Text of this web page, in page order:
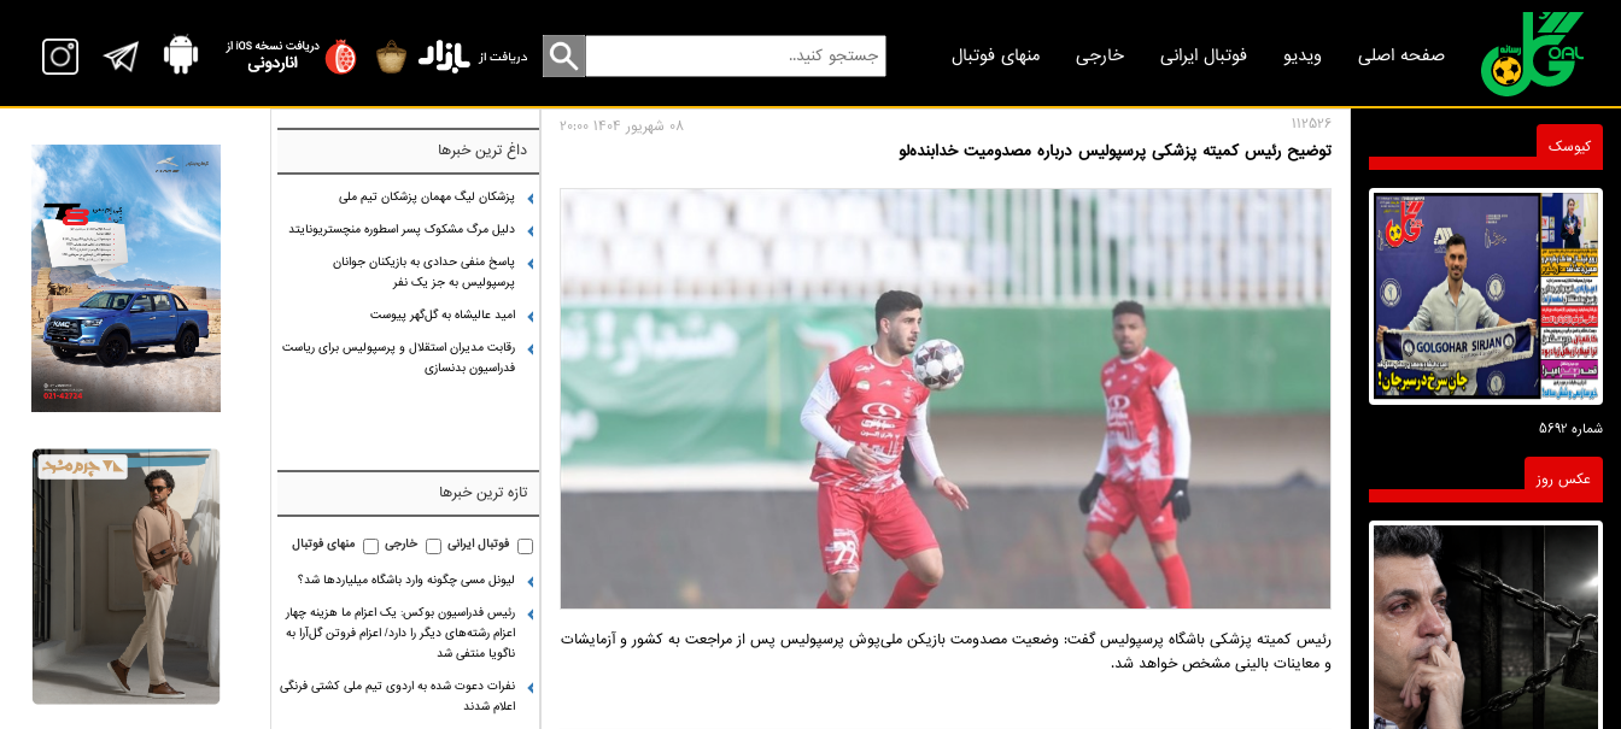
صفحه اصلی ویدیو فوتبال ایرانی خارجی منهای فوتبال
112526
توضیح رئیس کمیته پزشکی پرسپولیس درباره مصدومیت خدابنده‌لو
08 شهريور 1404 20:00
رئیس کمیته پزشکی باشگاه پرسپولیس گفت: وضعیت مصدومت بازیکن ملی‌پوش پرسپولیس پس از مراجعت به کشور و آزمایشات
و معاینات بالینی مشخص خواهد شد.
کیوسک
شماره 5692
عکس روز
داغ ترین خبرها
پزشکان لیگ مهمان پزشکان تیم ملی
دلیل مرگ مشکوک پسر اسطوره منچستریونایتد
پاسخ منفی حدادی به بازیکنان جوانان
پرسپولیس به جز یک نفر
امید عالیشاه به گل‌گهر پیوست
رقابت مدیران استقلال و پرسپولیس برای ریاست
فدراسیون بدنسازی
تازه ترین خبرها
فوتبال ایرانی خارجی
منهای فوتبال
لیونل مسی چگونه وارد باشگاه میلیاردها شد؟
رئیس فدراسیون بوکس: یک اعزام ما هزینه چهار
اعزام رشته‌های دیگر را دارد/ اعزام فروتن گل‌آرا به
ناگویا منتفی شد
نفرات دعوت شده به اردوی تیم ملی کشتی فرنگی
اعلام شدند